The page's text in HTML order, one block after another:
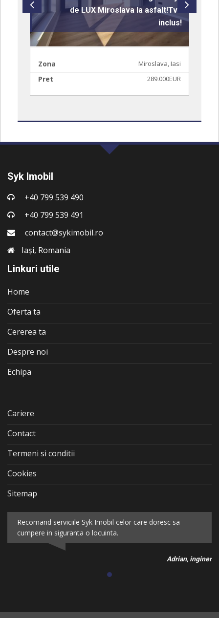
de LUX Miroslava la asfalt!Tva
inclus!
Zona Miroslava, Iasi
Pret 289.000EUR
Syk Imobil
+40 799 539 490
+40 799 539 491
contact@sykimobil.ro
Iași, Romania
Linkuri utile
Home
Oferta ta
Cererea ta
Despre noi
Echipa
Cariere
Contact
Termeni si conditii
Cookies
Sitemap
Recomand serviciile Syk Imobil celor care doresc sa
cumpere in siguranta o locuinta.
Adrian, inginer